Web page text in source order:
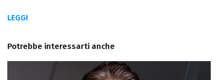
LEGGI
Potrebbe interessarti anche